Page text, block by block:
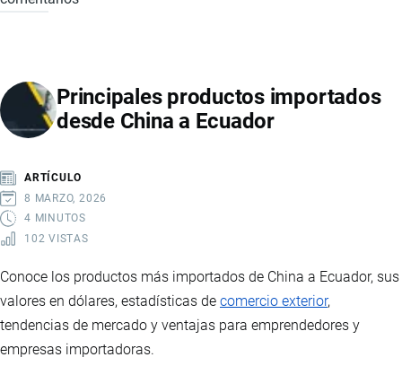
CATEGORÍAS,
COSTOS
Principales productos importados
desde China a Ecuador
ARTÍCULO
8 MARZO, 2026
4 MINUTOS
102 VISTAS
Conoce los productos más importados de China a Ecuador, sus
valores en dólares, estadísticas de comercio exterior,
tendencias de mercado y ventajas para emprendedores y
empresas importadoras.